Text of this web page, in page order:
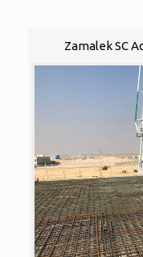
Zamalek SC